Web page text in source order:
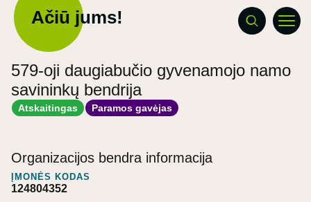
Ačiū jums!
579-oji daugiabučio gyvenamojo namo
savininkų bendrija
Atskaitingas Paramos gavėjas
Organizacijos bendra informacija
ĮMONĖS KODAS
124804352